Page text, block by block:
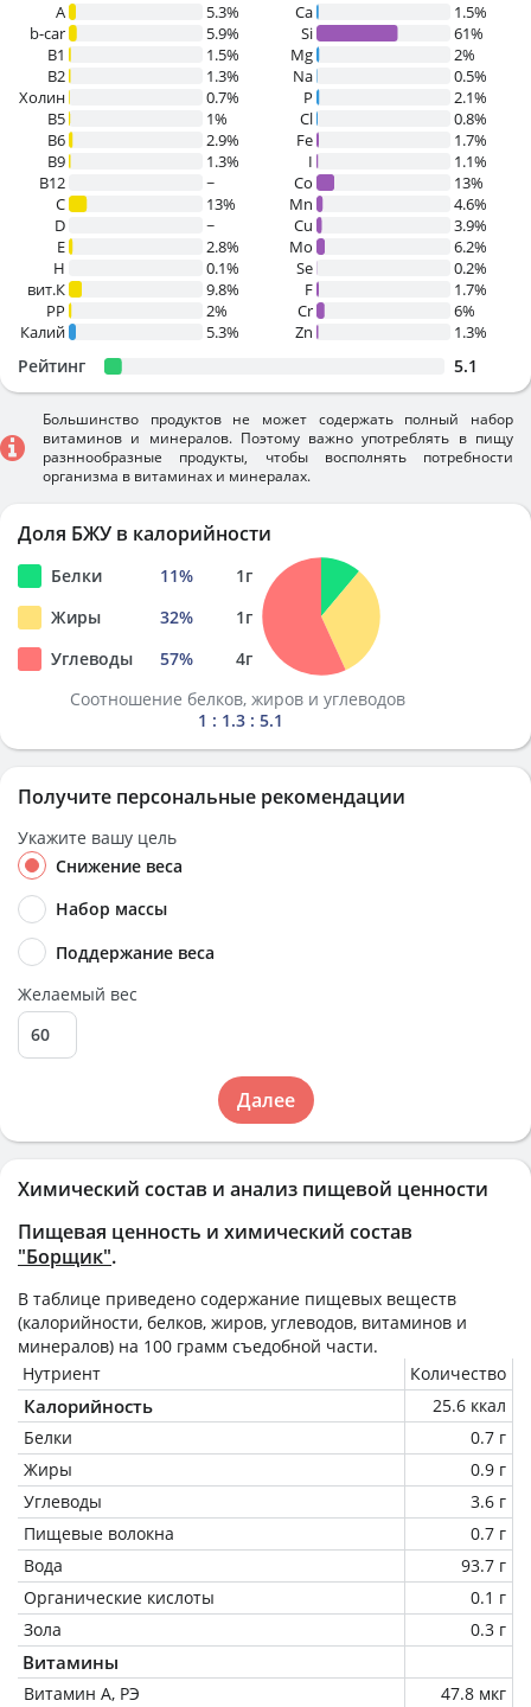
Химический состав и анализ пищевой ценности
Пищевая ценность и химический состав
"Борщик".
В таблице приведено содержание пищевых веществ
(калорийности, белков, жиров, углеводов, витаминов и
минералов) на 100 грамм съедобной части.
Нутриент
Количество
Калорийность
25.6 ккал
Белки
0.7 г
Жиры
0.9 г
Углеводы
3.6 г
Пищевые волокна
0.7 г
Вода
93.7 г
Органические кислоты
0.1 г
Зола
0.3 г
Витамины
Витамин А, РЭ 47.8 мкг
A
5.3%
b-car
5.9%
В1
1.5%
B2
1.3%
Холин
0.7%
B5
1%
B6
2.9%
B9
1.3%
B12
~
C
13%
D
~
E
2.8%
H
0.1%
вит.К
9.8%
PP
2%
Калий
5.3%
Ca
1.5%
Si
61%
Mg
2%
Na
0.5%
P
2.1%
Cl
0.8%
Fe
1.7%
I
1.1%
Co
13%
Mn
4.6%
Cu
3.9%
Mo
6.2%
Se
0.2%
F
1.7%
Cr
6%
Zn
1.3%
Рейтинг 5.1
Большинство продуктов не может содержать полный набор
витаминов и минералов. Поэтому важно употреблять в пищу
разннообразные продукты, чтобы восполнять потребности
организма в витаминах и минералах.
Доля БЖУ в калорийности
Белки 11% 1г
Жиры
32% 1г
Углеводы
57% 4г
Соотношение белков, жиров и углеводов
1 : 1.3 : 5.1
Получите персональные рекомендации
Укажите вашу цель
Снижение веса
Набор массы
Поддержание веса
Желаемый вес
Далее